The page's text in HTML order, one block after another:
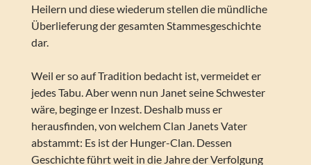
Heilern und diese wiederum stellen die mündliche
Überlieferung der gesamten Stammesgeschichte
dar.
Weil er so auf Tradition bedacht ist, vermeidet er
jedes Tabu. Aber wenn nun Janet seine Schwester
wäre, beginge er Inzest. Deshalb muss er
herausfinden, von welchem Clan Janets Vater
abstammt: Es ist der Hunger-Clan. Dessen
Geschichte führt weit in die Jahre der Verfolgung